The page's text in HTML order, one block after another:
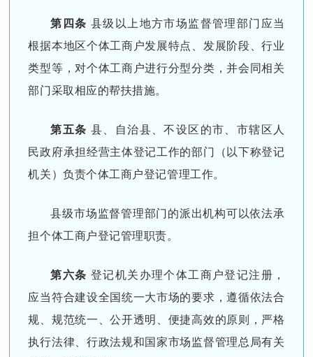
第四条 县级以上地方市场监督管理部门应当
根据本地区个体工商户发展特点、发展阶段、行业
类型等，对个体工商户进行分型分类，并会同相关
部门采取相应的帮扶措施。
第五条 县、自治县、不设区的市、市辖区人
民政府承担经营主体登记工作的部门（以下称登记
机关）负责个体工商户登记管理工作。
县级市场监督管理部门的派出机构可以依法承
担个体工商户登记管理职责。
第六条 登记机关办理个体工商户登记注册，
应当符合建设全国统一大市场的要求，遵循依法合
规、规范统一、公开透明、便捷高效的原则，严格
执行法律、行政法规和国家市场监督管理总局有关